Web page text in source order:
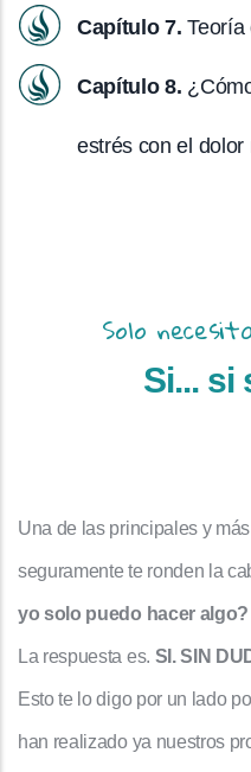
Capítulo 7. Teoría
Capítulo 8.
estrés con el
Solo
Si... si
Una de las principales y
seguramente te ronden la
yo solo puedo hacer algo?
La respuesta es. SI. SIN
Esto te lo digo por un lado
han realizado ya nuestros